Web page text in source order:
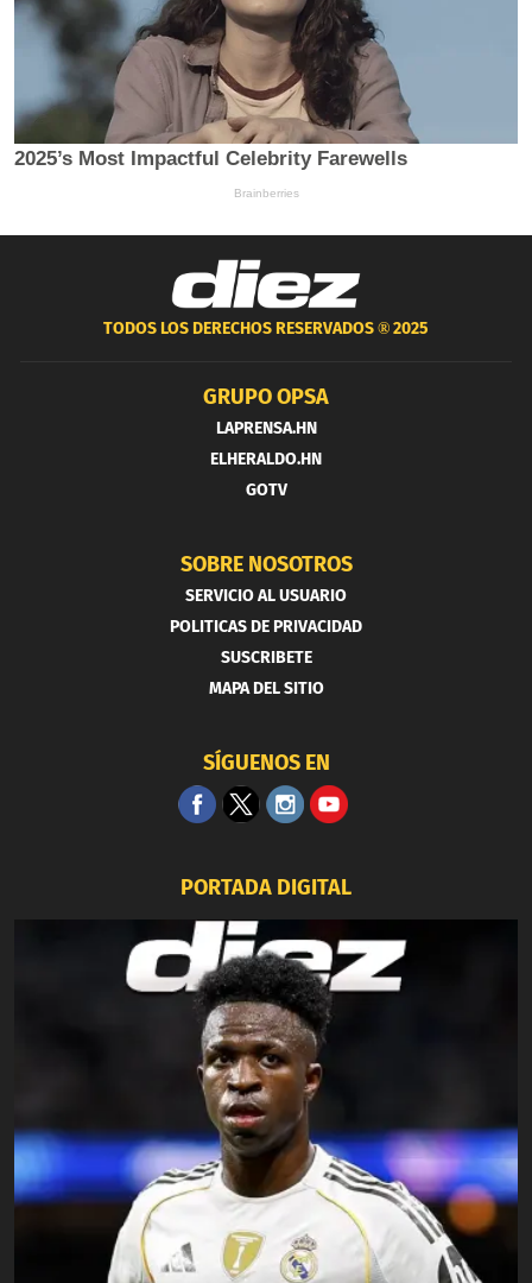
TODOS LOS DERECHOS RESERVADOS ®2025
GRUPO OPSA
LAPRENSA.HN
ELHERALDO.HN
GOTV
SOBRE NOSOTROS
SERVICIO AL USUARIO
POLITICAS DE PRIVACIDAD
SUSCRIBETE
MAPA DEL SITIO
SÍGUENOS EN
PORTADA DIGITAL